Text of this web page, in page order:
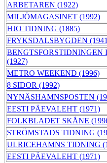
ARBETAREN (1922)
MILJÖMAGASINET (1992)
HJO TIDNING (1885)
FRYKSDALSBYGDEN
(1927)
METRO WEEKEND (1996)
8 SIDOR (1992)
NYNÄSHAMNSPOSTEN
EESTI PÄEVALEHT (1971)
FOLKBLADET SKÅNE
STRÖMSTADS TIDNING
ULRICEHAMNS TIDNING
EESTI PÄEVALEHT (1971)